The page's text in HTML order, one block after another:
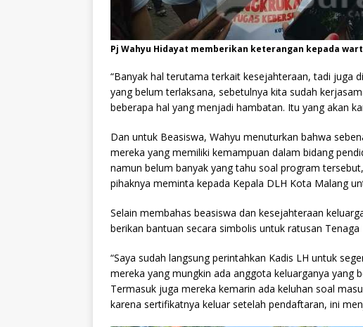
Pj Wahyu Hidayat memberikan keterangan kepada
“Banyak hal terutama terkait kesejahteraan, tadi juga
yang belum terlaksana, sebetulnya kita sudah
beberapa hal yang menjadi hambatan. Itu yang akan
Dan untuk Beasiswa, Wahyu menuturkan bahwa
mereka yang memiliki kemampuan dalam bidang
namun belum banyak yang tahu soal program
pihaknya meminta kepada Kepala DLH Kota Malang
Selain membahas beasiswa dan kesejahteraan
berikan bantuan secara simbolis untuk ratusan Tenaga
“Saya sudah langsung perintahkan Kadis LH untuk
mereka yang mungkin ada anggota keluarganya yang
Termasuk juga mereka kemarin ada keluhan soal
karena sertifikatnya keluar setelah pendaftaran, ini